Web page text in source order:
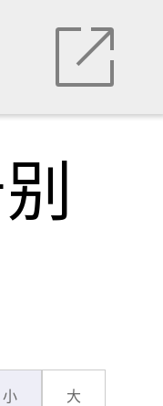
小 大